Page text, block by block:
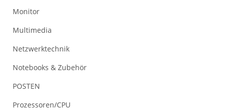
Monitor
Multimedia
Netzwerktechnik
Notebooks & Zubehör
POSTEN
Prozessoren/CPU